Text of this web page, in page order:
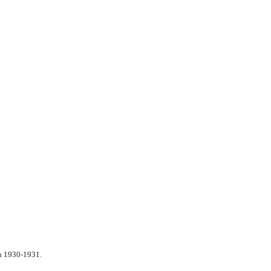
1931.